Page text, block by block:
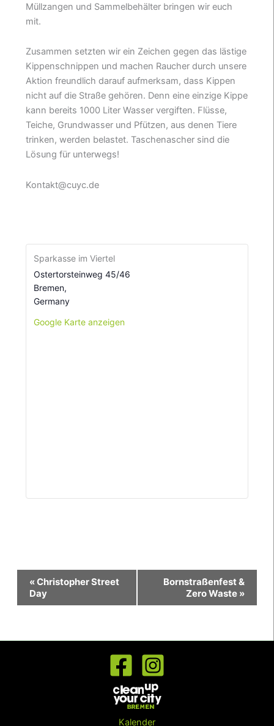
Müllzangen und Sammelbehälter bringen wir euch
mit.
Zusammen setzten wir ein Zeichen gegen das lästige
Kippenschnippen und machen Raucher durch unsere
Aktion freundlich darauf aufmerksam, dass Kippen
nicht auf die Straße gehören. Denn eine einzige Kippe
kann bereits 1000 Liter Wasser vergiften. Flüsse,
Teiche, Grundwasser und Pfützen, aus denen Tiere
trinken, werden belastet. Taschenascher sind die
Lösung für unterwegs!
Kontakt@cuyc.de
Sparkasse im Viertel
Ostertorsteinweg 45/46
Bremen,
Germany
Google Karte anzeigen
Veranstaltung-
Navigation
«Christopher Street
Day
Bornstraßenfest &
Zero Waste »
Kalender